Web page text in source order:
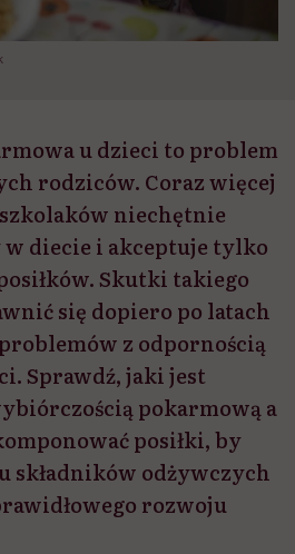
u dzieci to problem
rodziców. Coraz więcej
niechętnie
w diecie i akceptuje tylko
Skutki takiego
się dopiero po latach
z odpornością
Sprawdź, jaki jest
pokarmową a
posiłki, by
składników odżywczych
rozwoju